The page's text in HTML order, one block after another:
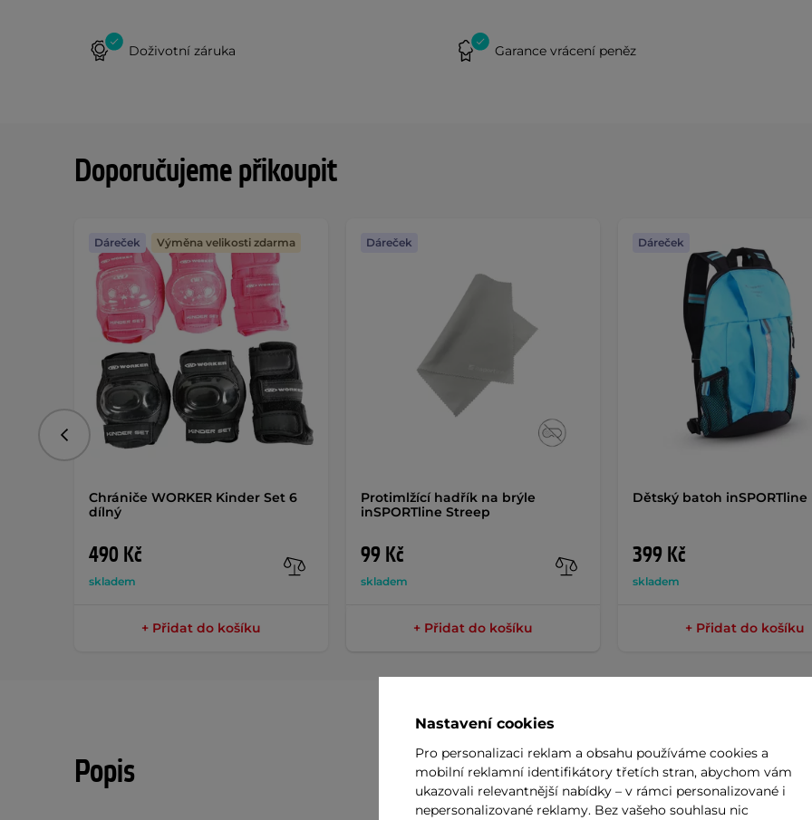
Doživotní záruka Garance vrácení peněz
Doporučujeme přikoupit
Chrániče WORKER Kinder Set 6
dílný
490 Kč
skladem
Dáreček Výměna velikosti zdarma
+ Přidat do košíku
Protimlžící hadřík na brýle
inSPORTline Streep
99 Kč
skladem
Dáreček
+ Přidat do košíku
Dětský batoh inSPORTline
399 Kč
skladem
Dáreček
+ Přidat do košíku
Předchozí
Popis
Nastavení cookies
Pro personalizaci reklam a obsahu používáme cookies a
mobilní reklamní identifikátory třetích stran, abychom vám
ukazovali relevantnější nabídky – v rámci personalizované i
nepersonalizované reklamy. Bez vašeho souhlasu nic